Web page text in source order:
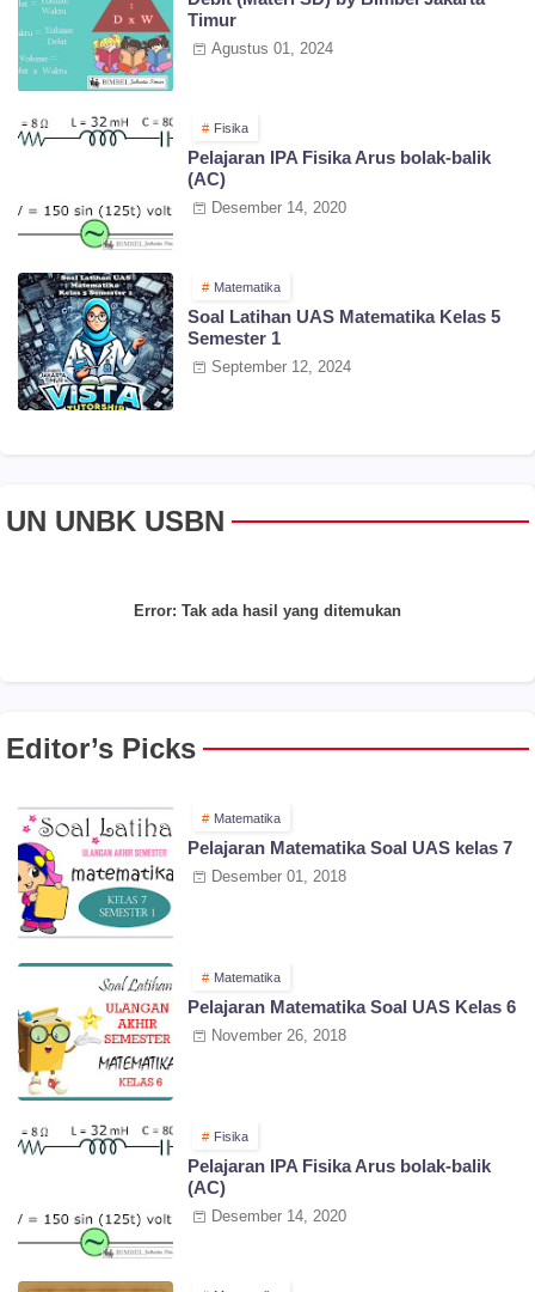
Timur
Agustus 01, 2024
Fisika
Pelajaran IPA Fisika Arus bolak-balik
(AC)
Desember 14, 2020
Matematika
Soal Latihan UAS Matematika Kelas 5
Semester 1
September 12, 2024
UN UNBK USBN
Error: Tak ada hasil yang ditemukan
Editor’s Picks
Matematika
Pelajaran Matematika Soal UAS kelas 7
Desember 01, 2018
Matematika
Pelajaran Matematika Soal UAS Kelas 6
November 26, 2018
Fisika
Pelajaran IPA Fisika Arus bolak-balik
(AC)
Desember 14, 2020